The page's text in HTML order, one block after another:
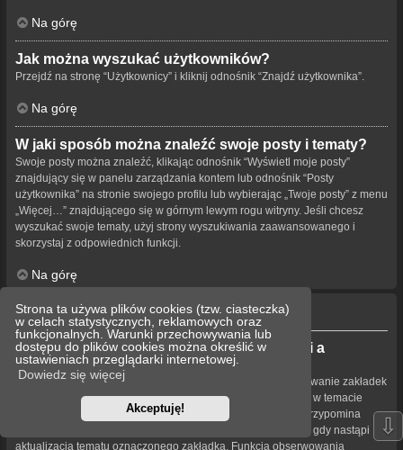
Strona ta używa plików cookies (tzw. ciasteczka)
w celach statystycznych, reklamowych oraz
funkcjonalnych. Warunki przechowywania lub
dostępu do plików cookies można określić w
ustawieniach przeglądarki internetowej.
Dowiedz się więcej
Akceptuję!
Na górę
Jak można wyszukać użytkowników?
Przejdź na stronę “Użytkownicy” i kliknij odnośnik “Znajdź użytkownika”.
Na górę
W jaki sposób można znaleźć swoje posty i tematy?
Swoje posty można znaleźć, klikając odnośnik “Wyświetl moje posty”
znajdujący się w panelu zarządzania kontem lub odnośnik “Posty
użytkownika” na stronie swojego profilu lub wybierając „Twoje posty” z menu
„Więcej…” znajdującego się w górnym lewym rogu witryny. Jeśli chcesz
wyszukać swoje tematy, użyj strony wyszukiwania zaawansowanego i
skorzystaj z odpowiednich funkcji.
Na górę
Obserwowanie tematów i zakładki
Jaka jest różnica między dodaniem zakładki a
obserwowaniem?
Dodawanie zakładek w phpBB 3.0 działa podobnie jak dodawanie zakładek
w przeglądarce. Użytkownik nie dostaje powiadomienia, gdy w temacie
pojawia się nowa treść. W phpBB 3.1 dodawanie zakładek przypomina
obserwowanie tematu. Użytkownik może być powiadamiany, gdy nastąpi
aktualizacja tematu oznaczonego zakładką. Funkcja obserwowania
⇩